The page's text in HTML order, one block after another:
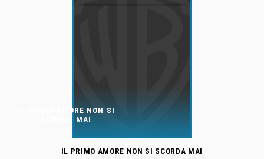
IL PRIMO AMORE NON SI
SCORDA MAI
IL PRIMO AMORE NON SI SCORDA MAI